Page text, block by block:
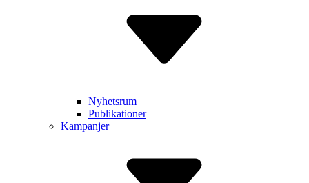
Nyhetsrum
Publikationer
Kampanjer